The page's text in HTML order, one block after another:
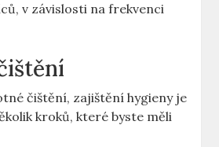
v závislosti na‍ frekvenci
čištění, zajištění hygieny je
kroků, ‍které byste ‍měli